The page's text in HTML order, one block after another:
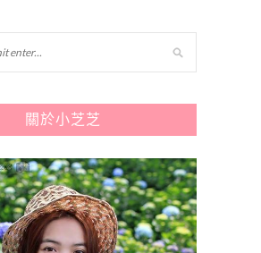
關於小芝芝